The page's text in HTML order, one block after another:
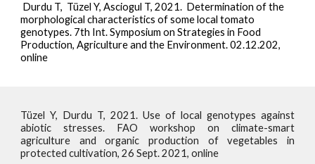
Durdu T,  Tüzel Y, Asciogul T, 2021.  Determination of the
morphological characteristics of some local tomato
genotypes. 7th Int. Symposium on Strategies in Food
Production, Agriculture and the Environment. 02.12.202,
online
Tüzel Y, Durdu T, 2021. Use of local genotypes against
abiotic stresses. FAO workshop on climate-smart
agriculture and organic production of vegetables in
protected cultivation, 26 Sept. 2021, online